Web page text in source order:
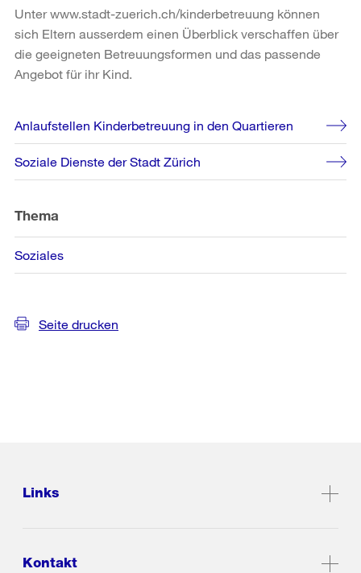
Unter www.stadt-zuerich.ch/kinderbetreuung können
sich Eltern ausserdem einen Überblick verschaffen über
die geeigneten Betreuungsformen und das passende
Angebot für ihr Kind.
Weitere
Informationen
Anlaufstellen Kinderbetreuung in den Quartieren
Soziale Dienste der Stadt Zürich
Thema
Soziales
Seite drucken
Links
Kontakt